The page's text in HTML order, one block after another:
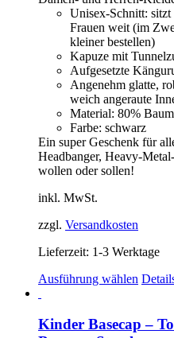
Unisex-Schnitt:
Frauen weit (im
kleiner bestellen)
Kapuze mit
Aufgesetzte
Angenehm glatte,
weich angeraute
Material: 80%
Farbe: schwarz
Ein super Geschenk für
Headbanger, Heavy-
wollen oder sollen!
inkl. MwSt.
zzgl. Versandkosten
Lieferzeit: 1-3 Werktage
Ausführung wählen Dieses
Kinder Basecap –